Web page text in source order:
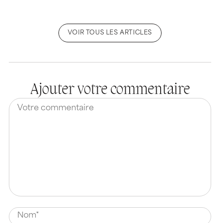
VOIR TOUS LES ARTICLES
Ajouter votre commentaire